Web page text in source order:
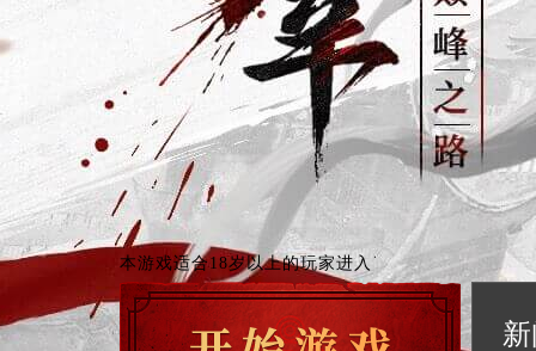
本游戏适合18岁以上的玩家进入